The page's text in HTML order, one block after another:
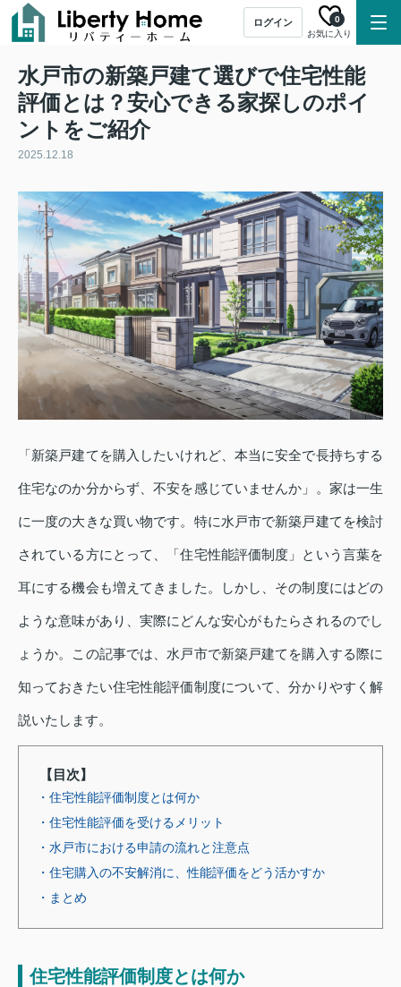
ログイン
お気に入り
0
水戸市の新築戸建て選びで住宅性能
評価とは？安心できる家探しのポイ
ントをご紹介
2025.12.18
「新築戸建てを購入したいけれど、本当に安全で長持ちする
住宅なのか分からず、不安を感じていませんか」。家は一生
に一度の大きな買い物です。特に水戸市で新築戸建てを検討
されている方にとって、「住宅性能評価制度」という言葉を
耳にする機会も増えてきました。しかし、その制度にはどの
ような意味があり、実際にどんな安心がもたらされるのでし
ょうか。この記事では、水戸市で新築戸建てを購入する際に
知っておきたい住宅性能評価制度について、分かりやすく解
説いたします。
【目次】
・住宅性能評価制度とは何か
・住宅性能評価を受けるメリット
・水戸市における申請の流れと注意点
・住宅購入の不安解消に、性能評価をどう活かすか
・まとめ
住宅性能評価制度とは何か